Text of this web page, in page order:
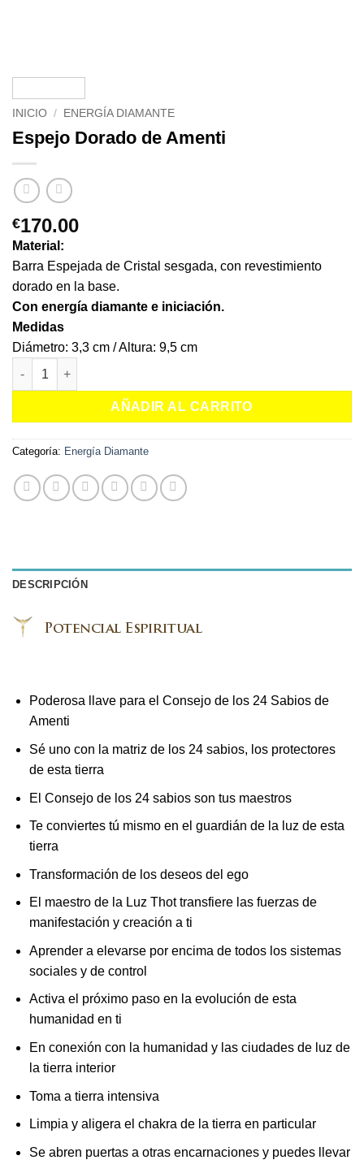
INICIO / ENERGÍA DIAMANTE
Espejo Dorado de Amenti
€170.00
Material:
Barra Espejada de Cristal sesgada, con revestimiento
dorado en la base.
Con energía diamante e iniciación.
Medidas
Diámetro: 3,3 cm / Altura: 9,5 cm
Espejo Dorado de Amenti cantidad
AÑADIR AL CARRITO
Categoría: Energía Diamante
DESCRIPCIÓN
Poderosa llave para el Consejo de los 24 Sabios de
Amenti
Sé uno con la matriz de los 24 sabios, los protectores
de esta tierra
El Consejo de los 24 sabios son tus maestros
Te conviertes tú mismo en el guardián de la luz de esta
tierra
Transformación de los deseos del ego
El maestro de la Luz Thot transfiere las fuerzas de
manifestación y creación a ti
Aprender a elevarse por encima de todos los sistemas
sociales y de control
Activa el próximo paso en la evolución de esta
humanidad en ti
En conexión con la humanidad y las ciudades de luz de
la tierra interior
Toma a tierra intensiva
Limpia y aligera el chakra de la tierra en particular
Se abren puertas a otras encarnaciones y puedes llevar